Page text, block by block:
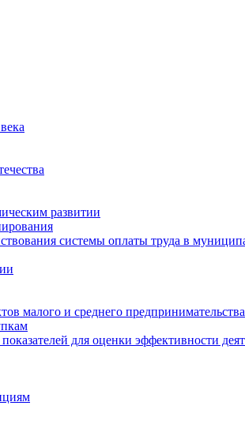
развитии
системы оплаты труда в
малого и среднего
для оценки эффективности